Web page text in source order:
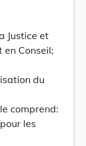
Justice et
Conseil;
du
comprend:
les